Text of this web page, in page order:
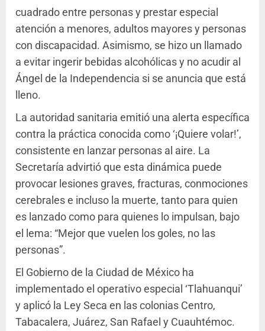
cuadrado entre personas y prestar especial
atención a menores, adultos mayores y personas
con discapacidad. Asimismo, se hizo un llamado
a evitar ingerir bebidas alcohólicas y no acudir al
Ángel de la Independencia si se anuncia que está
lleno.
La autoridad sanitaria emitió una alerta específica
contra la práctica conocida como ‘¡Quiere volar!’,
consistente en lanzar personas al aire. La
Secretaría advirtió que esta dinámica puede
provocar lesiones graves, fracturas, conmociones
cerebrales e incluso la muerte, tanto para quien
es lanzado como para quienes lo impulsan, bajo
el lema: “Mejor que vuelen los goles, no las
personas”.
El Gobierno de la Ciudad de México ha
implementado el operativo especial ‘Tlahuanqui’
y aplicó la Ley Seca en las colonias Centro,
Tabacalera, Juárez, San Rafael y Cuauhtémoc.